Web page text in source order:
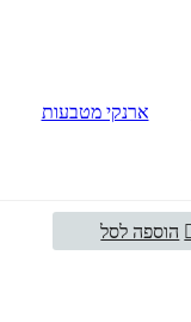
ארנקי מטבעות
הוספה לסל